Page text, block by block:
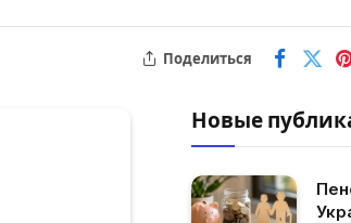
Поделиться
Новые